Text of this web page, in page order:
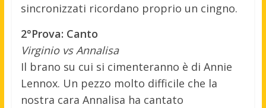
sincronizzati ricordano proprio un cingno.
2°Prova: Canto
Virginio vs Annalisa
Il brano su cui si cimenteranno è di Annie
Lennox. Un pezzo molto difficile che la
nostra cara Annalisa ha cantato